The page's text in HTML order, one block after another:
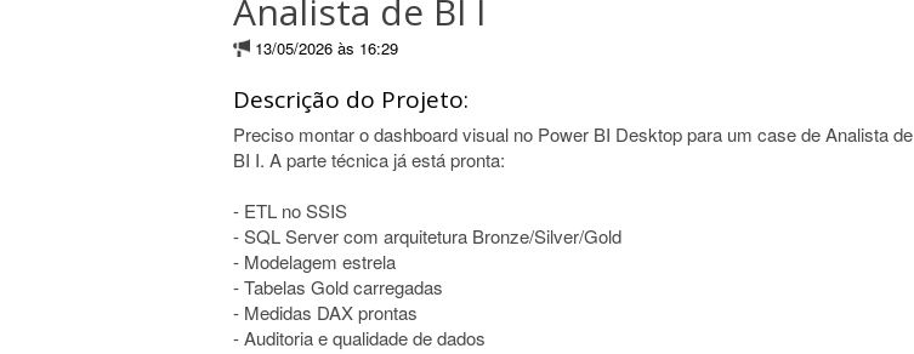
Analista de BI I
13/05/2026 às 16:29
Descrição do Projeto:
Preciso montar o dashboard visual no Power BI Desktop para um case de Analista de
BI I. A parte técnica já está pronta:
- ETL no SSIS
- SQL Server com arquitetura Bronze/Silver/Gold
- Modelagem estrela
- Tabelas Gold carregadas
- Medidas DAX prontas
- Auditoria e qualidade de dados